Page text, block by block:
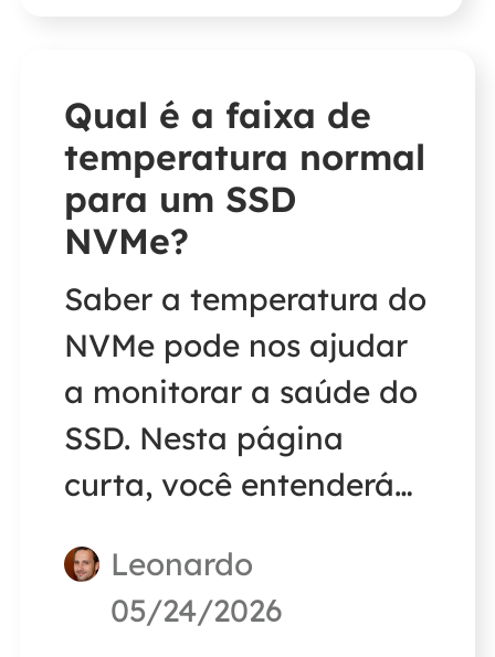
Qual é a faixa de
temperatura normal
para um SSD
NVMe?
Saber a temperatura do
NVMe pode nos ajudar
a monitorar a saúde do
SSD. Nesta página
curta, você entenderá
temperatura normal de
um SSD NVMe e obterá
Leonardo
05/24/2026